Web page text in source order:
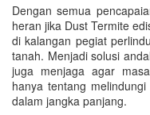
Dengan semua
heran jika Dust Termite
di kalangan pegiat
tanah. Menjadi solusi
juga menjaga agar
hanya tentang
dalam jangka panjang.